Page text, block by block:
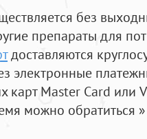
без
препараты для
доставляются
электронные
карт Master Card или
можно обратиться